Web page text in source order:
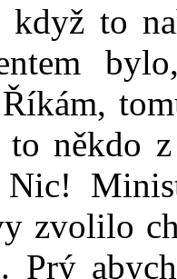
když to
to někdo
Nic!
zvolilo
Prý